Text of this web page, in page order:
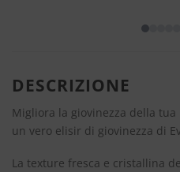
DESCRIZIONE
Migliora la giovinezza della tua
un vero elisir di giovinezza di
La texture fresca e cristallina